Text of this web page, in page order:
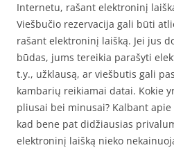
Internetu, rašant elektroninį
Viešbučio rezervacija gali būti
rašant elektroninį laišką. Jei jus
būdas, jums tereikia parašyti
t.y., užklausą, ar viešbutis gali
kambarių reikiamai datai. Kokie
pliusai bei minusai? Kalbant
kad bene pat didžiausias
elektroninį laišką nieko